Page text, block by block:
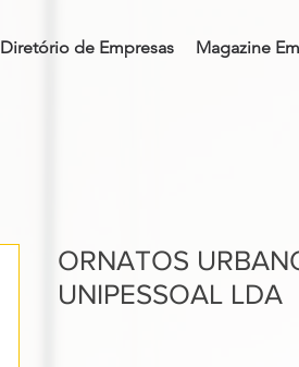
Diretório de Empresas Magazine
ORNATOS
UNIPESSOAL LDA